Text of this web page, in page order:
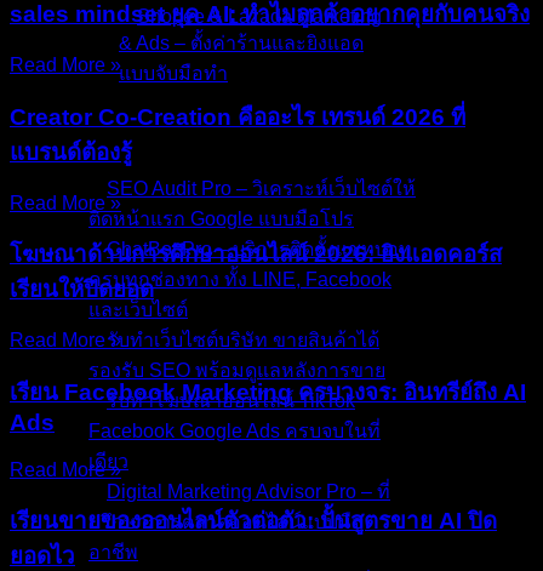
Shopee & Lazada Marketing
& Ads – ตั้งค่าร้านและยิงแอด
แบบจับมือทำ
บริการของเรา
SEO Audit Pro – วิเคราะห์เว็บไซต์ให้
ติดหน้าแรก Google แบบมือโปร
ChatBot Pro – บริการติดตั้งแชทบอท
ครบทุกช่องทาง ทั้ง LINE, Facebook
และเว็บไซต์
รับทำเว็บไซต์บริษัท ขายสินค้าได้
รองรับ SEO พร้อมดูแลหลังการขาย
รับทำโฆษณาออนไลน์ TikTok
Facebook Google Ads ครบจบในที่
เดียว
Digital Marketing Advisor Pro – ที่
ปรึกษาการตลาดออนไลน์แบบมือ
อาชีพ
sales mindset ยุค AI: ทำไมลูกค้าอยากคุยกับคนจริง
Read More »
Creator Co-Creation คืออะไร เทรนด์ 2026 ที่
แบรนด์ต้องรู้
Read More »
โฆษณาด้านการศึกษาออนไลน์ 2026: ยิงแอดคอร์ส
เรียนให้ปิดยอด
Read More »
เรียน Facebook Marketing ครบวงจร: อินทรีย์ถึง AI
Ads
Read More »
เรียนขายของออนไลน์ตัวต่อตัว: ปั้นสูตรขาย AI ปิด
ยอดไว